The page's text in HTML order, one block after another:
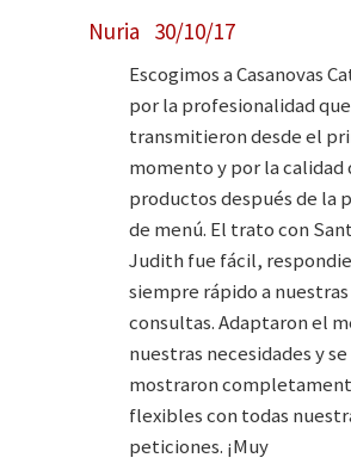
Nuria 30/10/17
Escogimos a Casanovas
por la profesionalidad
transmitieron desde el
momento y por la calidad
productos después de la
de menú. El trato con
Judith fue fácil,
siempre rápido a nuestras
consultas. Adaptaron el
nuestras necesidades y se
mostraron
flexibles con todas
peticiones. ¡Muy